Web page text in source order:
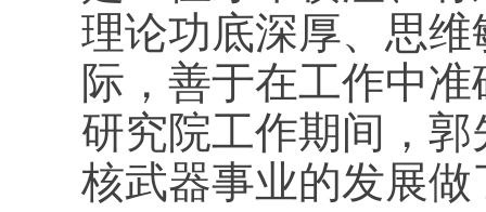
理论功底深厚、思
际，善于在工作中
研究院工作期间，
核武器事业的发展